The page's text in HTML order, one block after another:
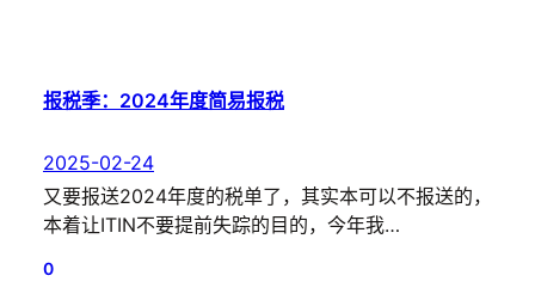
报税季：2024年度简易报税
2025-02-24
又要报送2024年度的税单了，其实本可以不报送的，
本着让ITIN不要提前失踪的目的，今年我…
0